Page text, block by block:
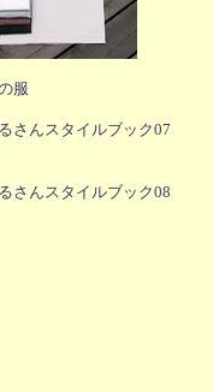
服
さんスタイルブック07
さんスタイルブック08